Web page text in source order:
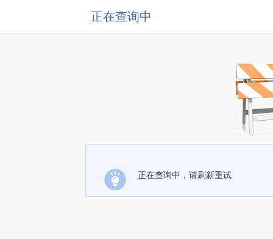
正在查询中
正在查询中，请刷新重试